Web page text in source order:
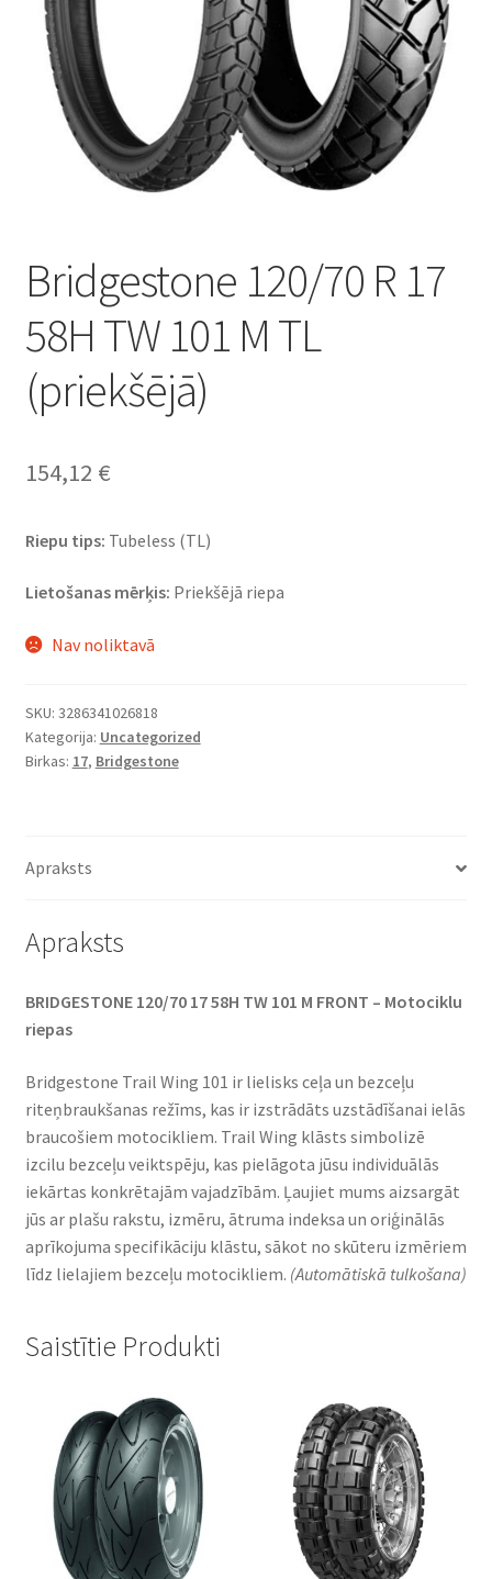
Bridgestone 120/70 R 17
58H TW 101 M TL
(priekšējā)
154,12 €
Riepu tips: Tubeless (TL)
Lietošanas mērķis: Priekšējā riepa
Nav noliktavā
SKU: 3286341026818
Kategorija: Uncategorized
Birkas: 17, Bridgestone
Apraksts
Apraksts
BRIDGESTONE 120/70 17 58H TW 101 M FRONT – Motociklu
riepas
Bridgestone Trail Wing 101 ir lielisks ceļa un bezceļu
riteņbraukšanas režīms, kas ir izstrādāts uzstādīšanai ielās
braucošiem motocikliem. Trail Wing klāsts simbolizē
izcilu bezceļu veiktspēju, kas pielāgota jūsu individuālās
iekārtas konkrētajām vajadzībām. Ļaujiet mums aizsargāt
jūs ar plašu rakstu, izmēru, ātruma indeksa un oriģinālās
aprīkojuma specifikāciju klāstu, sākot no skūteru izmēriem
līdz lielajiem bezceļu motocikliem. (Automātiskā tulkošana)
Saistītie Produkti